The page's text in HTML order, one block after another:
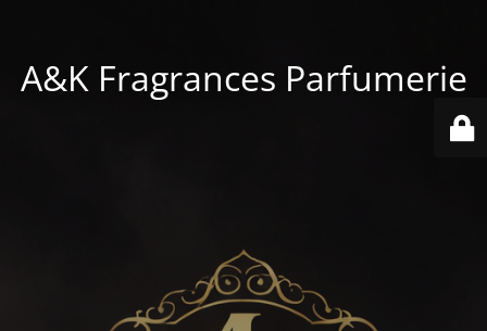
A&K Fragrances Parfumerie